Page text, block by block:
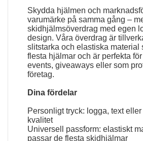
Skydda hjälmen och
varumärke på samma gång –
skidhjälmsöverdrag med egen
design. Våra överdrag är
slitstarka och elastiska material
flesta hjälmar och är perfekta
events, giveaways eller som
företag.
Dina fördelar
Personligt tryck: logga, text
kvalitet
Universell passform: elastiskt
passar de flesta skidhjälmar